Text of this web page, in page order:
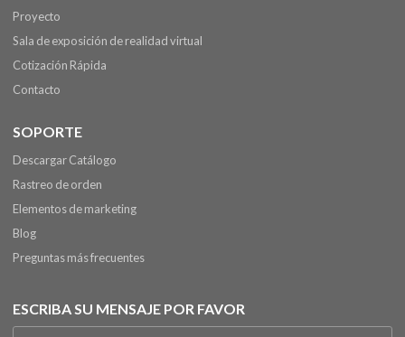
Proyecto
Sala de exposición de realidad virtual
Cotización Rápida
Contacto
SOPORTE
Descargar Catálogo
Rastreo de orden
Elementos de marketing
Blog
Preguntas más frecuentes
ESCRIBA SU MENSAJE POR FAVOR